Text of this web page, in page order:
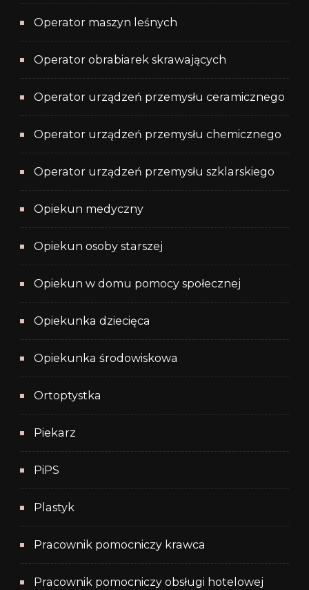
Operator maszyn leśnych
Operator obrabiarek skrawających
Operator urządzeń przemysłu ceramicznego
Operator urządzeń przemysłu chemicznego
Operator urządzeń przemysłu szklarskiego
Opiekun medyczny
Opiekun osoby starszej
Opiekun w domu pomocy społecznej
Opiekunka dziecięca
Opiekunka środowiskowa
Ortoptystka
Piekarz
PiPS
Plastyk
Pracownik pomocniczy krawca
Pracownik pomocniczy obsługi hotelowej